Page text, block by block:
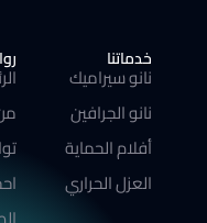
خدماتنا
نانو سيراميك
نانو الجرافين
أفلام الحماية
العزل الحراري